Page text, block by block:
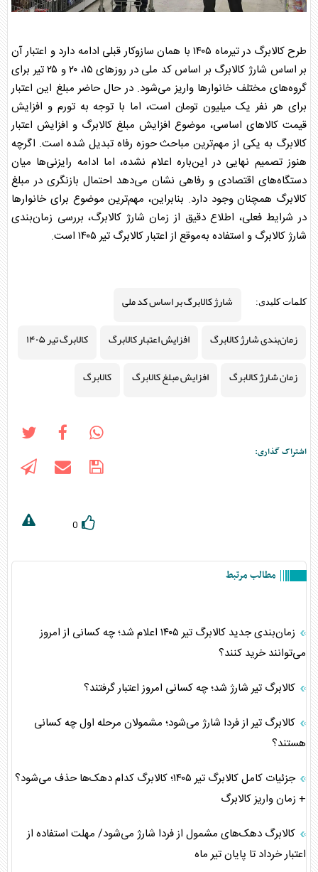
طرحکالابرگ
در تیرماه ۱۴۰۵ با همان سازوکار قبلی ادامه دارد و اعتبار آن
بر اساس شارژ کالابرگ بر اساس کد ملی
در روزهای ۱۵، ۲۰ و ۲۵ تیر برای
گروه‌های مختلف خانوارها واریز می‌شود. در حال حاضر مبلغ این اعتبار
برای هر نفر یک میلیون تومان است، اما با توجه به تورم و افزایش
قیمت کالاهای اساسی، موضوع افزایش مبلغ کالابرگ و افزایش اعتبار
کالابرگ به یکی از مهم‌ترین مباحث حوزه رفاه تبدیل شده است. اگرچه
هنوز تصمیم نهایی در این‌باره اعلام نشده، اما ادامه رایزنی‌ها میان
دستگاه‌های اقتصادی و رفاهی نشان می‌دهد احتمال بازنگری در مبلغ
کالابرگ همچنان وجود دارد. بنابراین، مهم‌ترین موضوع برای خانوارها
در شرایط فعلی، اطلاع دقیق از زمان شارژ کالابرگ، بررسی زمان‌بندی
شارژ کالابرگ و استفاده به‌موقع از اعتبارکالابرگ تیر ۱۴۰۵ است.
کلمات کلیدی:
شارژ کالابرگ بر اساس کد ملی
زمان‌بندی شارژ کالابرگ
افزایش اعتبار کالابرگ
کالابرگ تیر ۱۴۰۵
زمان شارژ کالابرگ
افزایش مبلغ کالابرگ کالابرگ
اشتراک گذاری:
0
مطالب مرتبط
زمان‌بندی جدید کالابرگ تیر ۱۴۰۵ اعلام شد؛ چه کسانی از امروز
می‌توانند خرید کنند؟
کالابرگ تیر شارژ شد؛ چه کسانی امروز اعتبار گرفتند؟
کالابرگ تیر از فردا شارژ می‌شود؛ مشمولان مرحله اول چه کسانی
هستند؟
جزئیات کامل کالابرگ تیر ۱۴۰۵؛ کالابرگ کدام دهک‌ها حذف می‌شود؟
+ زمان واریز کالابرگ
کالابرگ دهک‌های مشمول از فردا شارژ می‌شود/ مهلت استفاده از
اعتبار خرداد تا پایان تیر ماه